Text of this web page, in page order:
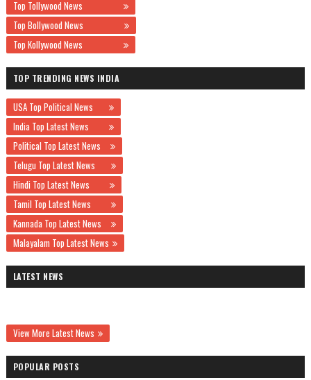
Top Tollywood News
Top Bollywood News
Top Kollywood News
TOP TRENDING NEWS INDIA
USA Top Political News
India Top Latest News
Political Top Latest News
Telugu Top Latest News
Hindi Top Latest News
Tamil Top Latest News
Kannada Top Latest News
Malayalam Top Latest News
LATEST NEWS
View More Latest News
POPULAR POSTS